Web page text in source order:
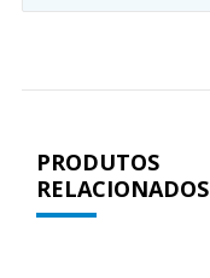
PRODUTOS
RELACIONADOS